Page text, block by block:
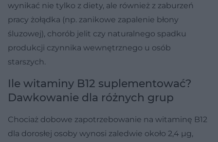
wynikać nie tylko z diety, ale również z zaburzeń
pracy żołądka (np. zanikowe zapalenie błony
śluzowej), chorób jelit czy naturalnego spadku
produkcji czynnika wewnętrznego u osób
starszych.
Ile witaminy B12 suplementować?
Dawkowanie dla różnych grup
Chociaż dobowe zapotrzebowanie na witaminę B12
dla dorosłej osoby wynosi zaledwie około 2,4 µg,